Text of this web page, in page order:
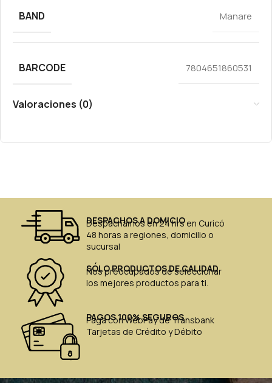
BAND Manare
BARCODE 7804651860531
Valoraciones (0)
DESPACHOS A DOMICIO
Despachamos en 24 hrs en Curicó
48 horas a regiones, domicilio o
sucursal
SÓLO PRODUCTOS DE CALIDAD
Nos preocupados de seleccionar
los mejores productos para ti.
PAGOS 100% SEGUROS
Paga con WebPay de Transbank
Tarjetas de Crédito y Débito